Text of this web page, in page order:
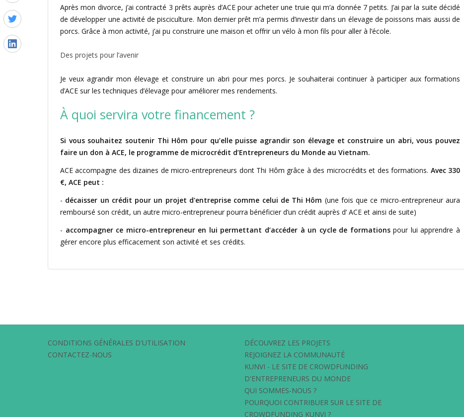
Après mon divorce, j’ai contracté 3 prêts auprès d’ACE pour acheter une truie qui m’a donnée 7 petits. J’ai par la suite décidé
de développer une activité de pisciculture. Mon dernier prêt m’a permis d’investir dans un élevage de poissons mais aussi de
porcs. Grâce à mon activité, j’ai pu construire une maison et offrir un vélo à mon fils pour aller à l’école.
Des projets pour l’avenir
Je veux agrandir mon élevage et construire un abri pour mes porcs. Je souhaiterai continuer à participer aux formations
d’ACE sur les techniques d’élevage pour améliorer mes rendements.
À quoi servira votre financement ?
Si vous souhaitez soutenir Thi Hôm pour qu’elle puisse agrandir son élevage et construire un abri, vous pouvez
faire un don à ACE, le programme de microcrédit d’Entrepreneurs du Monde au Vietnam.
ACE accompagne des dizaines de micro-entrepreneurs dont Thi Hôm grâce à des microcrédits et des formations. Avec 330
€, ACE peut :
- décaisser un crédit pour un projet d'entreprise comme celui de Thi Hôm (une fois que ce micro-entrepreneur aura
remboursé son crédit, un autre micro-entrepreneur pourra bénéficier d’un crédit auprès d‘ ACE et ainsi de suite)
- accompagner ce micro-entrepreneur en lui permettant d’accéder à un cycle de formationspour lui apprendre à
gérer encore plus efficacement son activité et ses crédits.
CONDITIONS GÉNÉRALES D'UTILISATION
CONTACTEZ-NOUS
DÉCOUVREZ LES PROJETS
REJOIGNEZ LA COMMUNAUTÉ
KUNVI - LE SITE DE CROWDFUNDING
D'ENTREPRENEURS DU MONDE
QUI SOMMES-NOUS ?
POURQUOI CONTRIBUER SUR LE SITE DE
CROWDFUNDING KUNVI ?